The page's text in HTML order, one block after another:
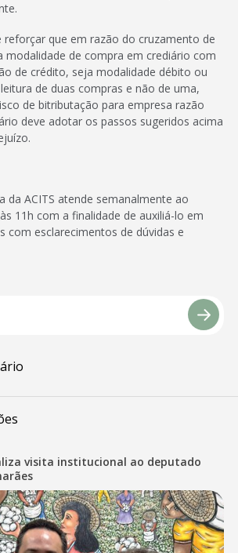
que em razão do cruzamento de
modalidade de compra em crediário com
de crédito, seja modalidade débito ou
de duas compras e não de uma,
de bitributação para empresa razão
deve adotar os passos sugeridos acima
da ACITS atende semanalmente ao
11h com a finalidade de auxiliá-lo em
com esclarecimentos de dúvidas e
visita institucional ao deputado